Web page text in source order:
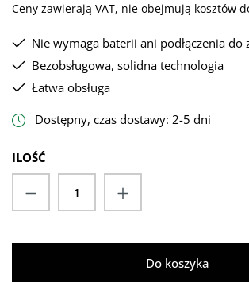
Ceny zawierają VAT, nie obejmują kosztów
Nie wymaga baterii ani podłączenia do
Bezobsługowa, solidna technologia
Łatwa obsługa
Dostępny, czas dostawy: 2-5 dni
ILOŚĆ
Ilość produktu: Wprowadź
Do koszyka